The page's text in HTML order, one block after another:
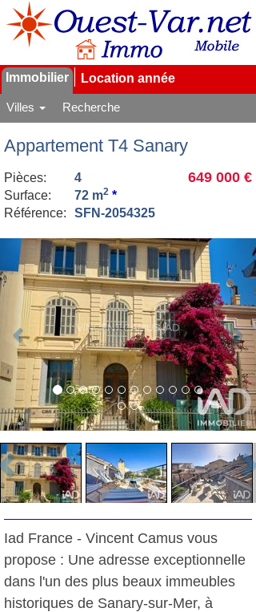
Immobilier Location année
Villes Recherche
Appartement T4 Sanary
649 000 €
Pièces:
4
Surface:
72 m2 *
Référence:
SFN-2054325
Iad France - Vincent Camus vous
propose : Une adresse exceptionnelle
dans l'un des plus beaux immeubles
historiques de Sanary-sur-Mer, à